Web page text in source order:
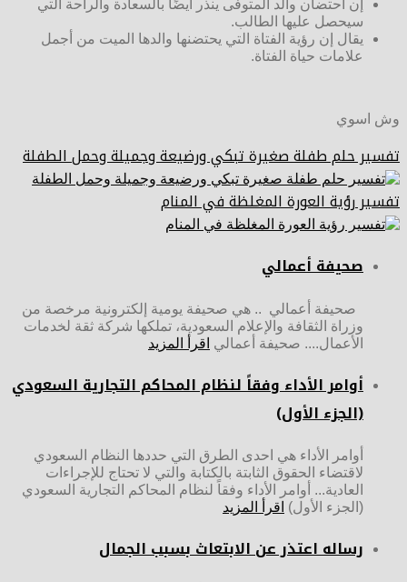
إن احتضان والد المتوفى ينذر أيضًا بالسعادة والراحة التي
سيحصل عليها الطالب.
يقال إن رؤية الفتاة التي يحتضنها والدها الميت من أجمل
علامات حياة الفتاة.
وش اسوي
تفسير حلم طفلة صغيرة تبكي ورضيعة وجميلة وحمل الطفلة
تفسير رؤية العورة المغلظة في المنام
صحيفة أعمالي
صحيفة أعمالي .. هي صحيفة يومية إلكترونية مرخصة من
وزراة الثقافة والإعلام السعودية، تملكها شركة ثقة لخدمات
الأعمال.... صحيفة أعمالي اقرأ المزيد
أوامر الأداء وفقاً لنظام المحاكم التجارية السعودي
(الجزء الأول)
أوامر الأداء هي احدى الطرق التي حددها النظام السعودي
لاقتضاء الحقوق الثابتة بالكتابة والتي لا تحتاج للإجراءات
العادية... أوامر الأداء وفقاً لنظام المحاكم التجارية السعودي
(الجزء الأول) اقرأ المزيد
رساله اعتذر عن الابتعاث بسبب الجمال